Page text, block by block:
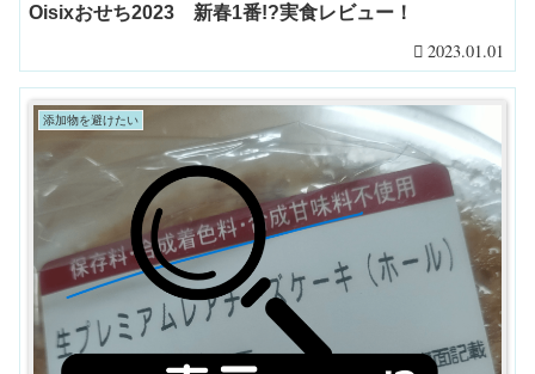
Oisixおせち2023 新春1番!?実食レビュー！
2023.01.01
添加物を避けたい